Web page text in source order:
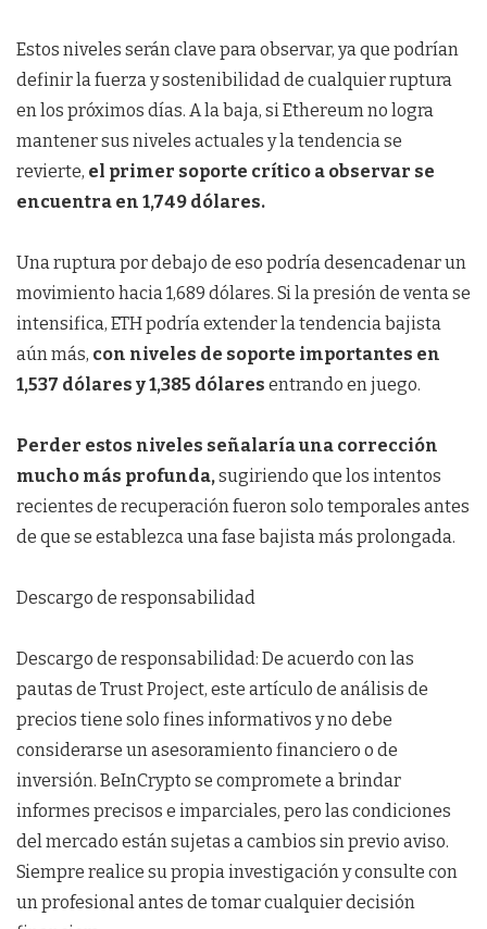
Estos niveles serán clave para observar, ya que podrían
definir la fuerza y sostenibilidad de cualquier ruptura
en los próximos días. A la baja, si Ethereum no logra
mantener sus niveles actuales y la tendencia se
revierte, el primer soporte crítico a observar se
encuentra en 1,749 dólares.
Una ruptura por debajo de eso podría desencadenar un
movimiento hacia 1,689 dólares. Si la presión de venta se
intensifica, ETH podría extender la tendencia bajista
aún más, con niveles de soporte importantes en
1,537 dólares y 1,385 dólares entrando en juego.
Perder estos niveles señalaría una corrección
mucho más profunda, sugiriendo que los intentos
recientes de recuperación fueron solo temporales antes
de que se establezca una fase bajista más prolongada.
Descargo de responsabilidad
Descargo de responsabilidad: De acuerdo con las
pautas de Trust Project, este artículo de análisis de
precios tiene solo fines informativos y no debe
considerarse un asesoramiento financiero o de
inversión. BeInCrypto se compromete a brindar
informes precisos e imparciales, pero las condiciones
del mercado están sujetas a cambios sin previo aviso.
Siempre realice su propia investigación y consulte con
un profesional antes de tomar cualquier decisión